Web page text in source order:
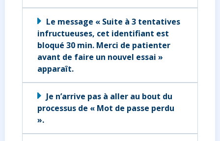
Le message « Suite à 3 tentatives
infructueuses, cet identifiant est
bloqué 30 min. Merci de patienter
avant de faire un nouvel essai »
apparaît.
Je n’arrive pas à aller au bout du
processus de « Mot de passe perdu
».